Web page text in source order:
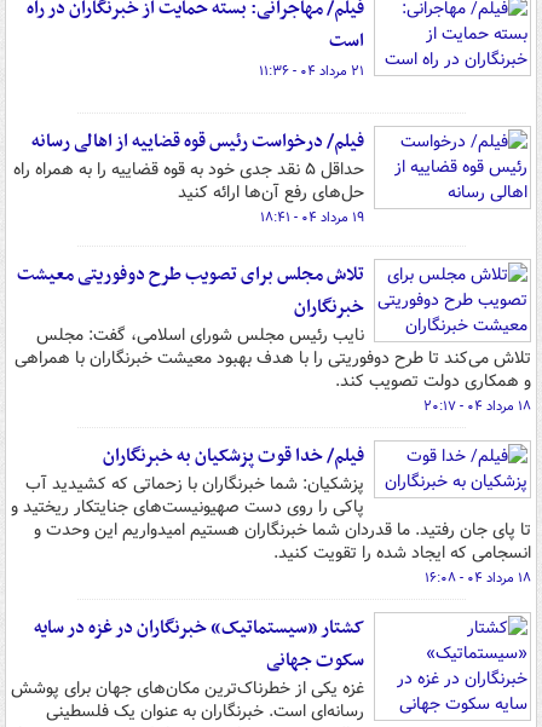
فیلم/ مهاجرانی: بسته حمایت از خبرنگاران در راه
است
۲۱ مرداد ۰۴ - ۱۱:۳۶
فیلم/ درخواست رئیس قوه قضاییه از اهالی رسانه
حداقل ۵ نقد جدی خود به قوه قضاییه را به همراه راه
حل‌های رفع آن‌ها ارائه کنید
۱۹ مرداد ۰۴ - ۱۸:۴۱
تلاش مجلس برای تصویب طرح دوفوریتی معیشت
خبرنگاران
نایب رئیس مجلس شورای اسلامی، گفت: مجلس
تلاش می‌کند تا طرح دوفوریتی را با هدف بهبود معیشت خبرنگاران با همراهی
و همکاری دولت تصویب کند.
۱۸ مرداد ۰۴ - ۲۰:۱۷
فیلم/ خدا قوت پزشکیان به خبرنگاران
پزشکیان: شما خبرنگاران با زحماتی که کشیدید آب
پاکی را روی دست صهیونیست‌های جنایتکار ریختید و
تا پای جان رفتید. ما قدردان شما خبرنگاران هستیم امیدواریم این وحدت و
انسجامی که ایجاد شده را تقویت کنید.
۱۸ مرداد ۰۴ - ۱۶:۰۸
کشتار «سیستماتیک» خبرنگاران در غزه در سایه
سکوت جهانی
غزه یکی از خطرناک‌ترین مکان‌های جهان برای پوشش
رسانه‌ای است. خبرنگاران به عنوان یک فلسطینی